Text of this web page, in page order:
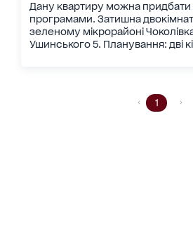
Дану квартиру можна
програмами. Затишна
зеленому мікрорайоні
Ушинського 5. Планування: дві
1